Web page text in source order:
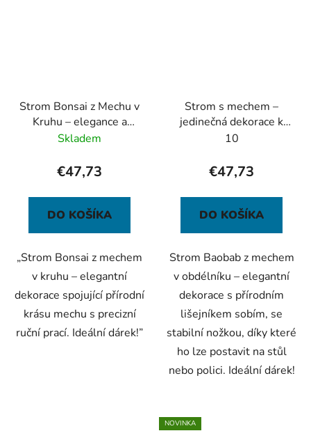
Strom Bonsai z Mechu v
Kruhu – elegance a
harmonie přírody
Skladem
€47,73
DO KOŠÍKA
„Strom Bonsai z mechem
v kruhu – elegantní
dekorace spojující přírodní
krásu mechu s precizní
ruční prací. Ideální dárek!”
Strom s mechem –
jedinečná dekorace k
zavěšení nebo
10
€47,73
DO KOŠÍKA
Strom Baobab z mechem
v obdélníku – elegantní
dekorace s přírodním
lišejníkem sobím, se
stabilní nožkou, díky které
ho lze postavit na stůl
nebo polici. Ideální dárek!
NOVINKA